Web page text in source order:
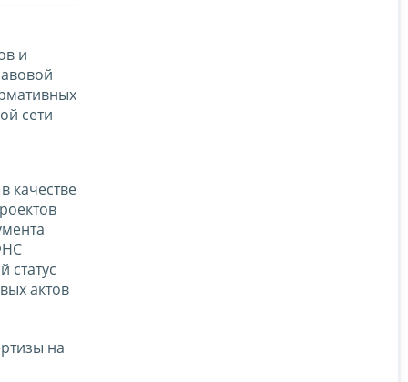
и
сети
качестве
статус
актов
на